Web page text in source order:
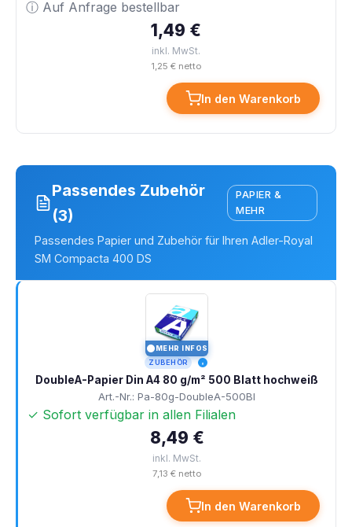
ⓘ Auf Anfrage bestellbar
1,49 €
inkl. MwSt.
1,25 € netto
In den Warenkorb
Passendes Zubehör
(3)
PAPIER &
MEHR
Passendes Papier und Zubehör für Ihren Adler-Royal
SM Compacta 400 DS
MEHR INFOS
ZUBEHÖR
DoubleA-Papier Din A4 80 g/m² 500 Blatt hochweiß
Art.-Nr.: Pa-80g-DoubleA-500Bl
✓ Sofort verfügbar in allen Filialen
8,49 €
inkl. MwSt.
7,13 € netto
In den Warenkorb